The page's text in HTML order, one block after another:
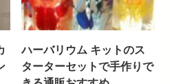
ハーバリウム キットのス
ターターセットで手作りで